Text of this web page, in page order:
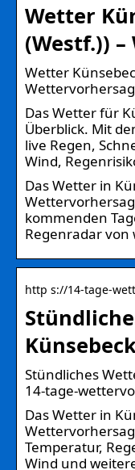
Wetter
(Westf.))
Wetter
Das Wetter für
Überblick. Mit
live Regen,
Wind,
Das Wetter in
kommenden
Regenradar
http s://14-tage-
Stündliches
14-tage-
Das Wetter in
Temperatur,
Wind und